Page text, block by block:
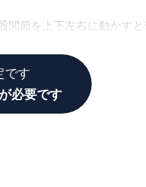
関節を上下左右に動かす
です
必要です